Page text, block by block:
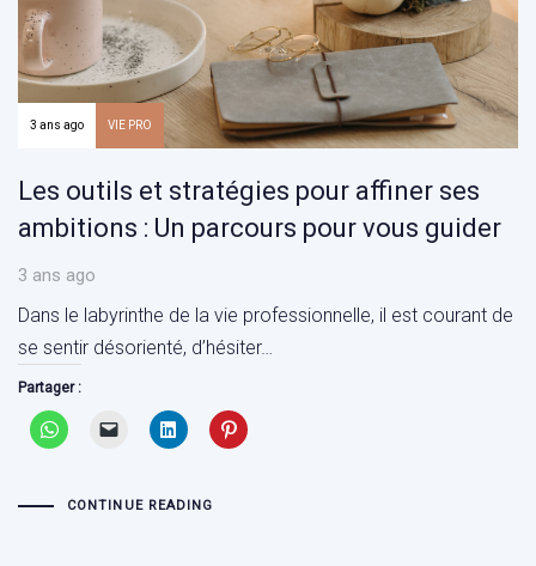
3 ans ago VIE PRO
Les outils et stratégies pour affiner ses
ambitions : Un parcours pour vous guider
3 ans ago
Dans le labyrinthe de la vie professionnelle, il est courant de
se sentir désorienté, d’hésiter…
Partager :
CONTINUE READING